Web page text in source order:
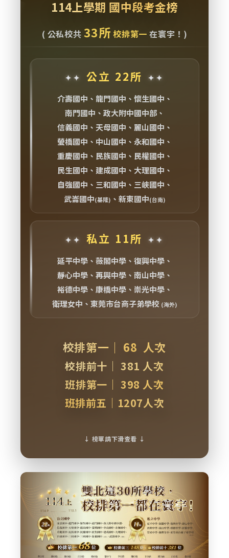
114上學期 國中段考金榜
( 公私校共 33所 校排第一在寰宇！)
公立 22所
介壽國中、龍門國中、懷生國中、
南門國中、政大附中國中部、
信義國中、天母國中、麗山國中、
螢橋國中、中山國中、永和國中、
重慶國中、民族國中、民權國中、
民生國中、建成國中、大理國中、
自強國中、三和國中、三峽國中、
武崙國中(基隆) 、新東國中(台南)
私立 11所
延平中學、薇閣中學、復興中學、
靜心中學、再興中學、南山中學、
裕德中學、康橋中學、崇光中學、
衛理女中、東莞市台商子弟學校 (海外)
校排第一｜ 68 人次
校排前十｜ 381 人次
班排第一｜ 398 人次
班排前五｜1207人次
↓ 榜單請下滑查看 ↓